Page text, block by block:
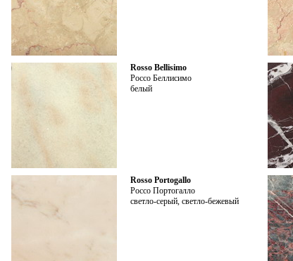
Rosso Bellisimo
Россо Беллисимо
белый
Rosso Portogallo
Россо Портогалло
светло-серый, светло-бежевый